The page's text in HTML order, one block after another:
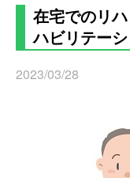
在宅でのリ
ハビリテー
2023/03/28